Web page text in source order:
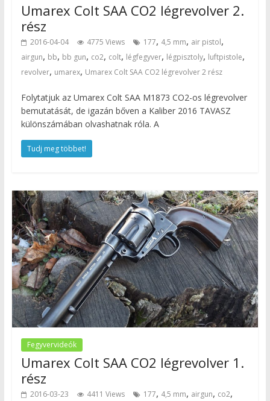
Umarex Colt SAA CO2 légrevolver 2.
rész
2016-04-04 4775 Views 177, 4,5 mm, air pistol,
airgun, bb, bb gun, co2, colt, légfegyver, légpisztoly, luftpistole,
revolver, umarex, Umarex Colt SAA CO2 légrevolver 2 rész
Folytatjuk az Umarex Colt SAA M1873 CO2-os légrevolver
bemutatását, de igazán bőven a Kaliber 2016 TAVASZ
különszámában olvashatnak róla. A
Tudj meg többet!
Fegyvervideók
Umarex Colt SAA CO2 légrevolver 1.
rész
2016-03-23 4411 Views 177, 4,5 mm, airgun, co2,